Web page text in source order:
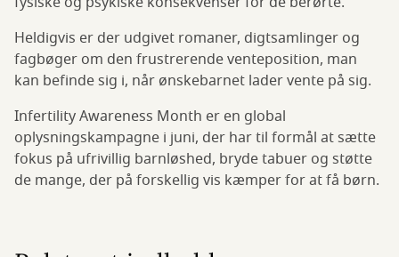
Heldigvis er der udgivet romaner, digtsamlinger og
fagbøger om den frustrerende venteposition, man
kan befinde sig i, når ønskebarnet lader vente på sig.
Infertility Awareness Month er en global
oplysningskampagne i juni, der har til formål at sætte
fokus på ufrivillig barnløshed, bryde tabuer og støtte
de mange, der på forskellig vis kæmper for at få børn.